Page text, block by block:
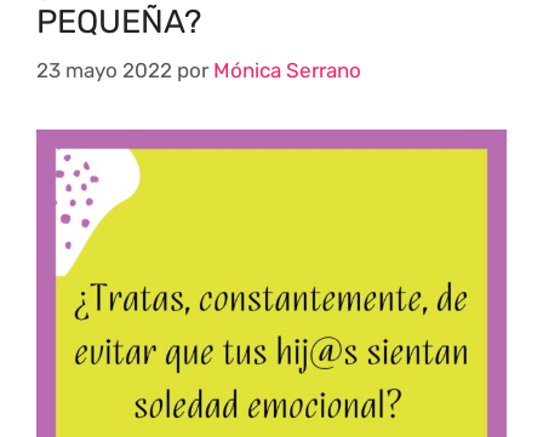
PEQUEÑA?
23 mayo 2022 por Mónica Serrano